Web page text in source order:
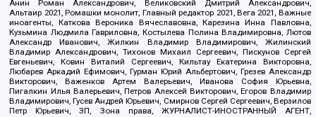
Анин Роман Александрович, Великовский Дмитрий Александрович,
Альтаир 2021, Ромашки монолит, Главный редактор 2021, Вега 2021, Важные
иноагенты, Каткова Вероника Вячеславовна, Карезина Инна Павловна,
Кузьмина Людмила Гавриловна, Костылева Полина Владимировна, Лютов
Александр Иванович, Жилкин Владимир Владимирович, Жилинский
Владимир Александрович, Тихонов Михаил Сергеевич, Пискунов Сергей
Евгеньевич, Ковин Виталий Сергеевич, Кильтау Екатерина Викторовна,
Любарев Аркадий Ефимович, Гурман Юрий Альбертович, Грезев Александр
Викторович, Важенков Артем Валерьевич, Иванова София Юрьевна,
Пигалкин Илья Валерьевич, Петров Алексей Викторович, Егоров Владимир
Владимирович, Гусев Андрей Юрьевич, Смирнов Сергей Сергеевич, Верзилов
Петр Юрьевич, ЗП, Зона права, ЖУРНАЛИСТ-ИНОСТРАННЫЙ АГЕНТ,